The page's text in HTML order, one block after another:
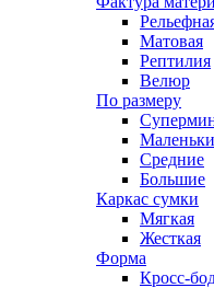
Матовая
Рептилия
Велюр
По размеру
Средние
Большие
Каркас сумки
Мягкая
Жесткая
Форма
Кросс-